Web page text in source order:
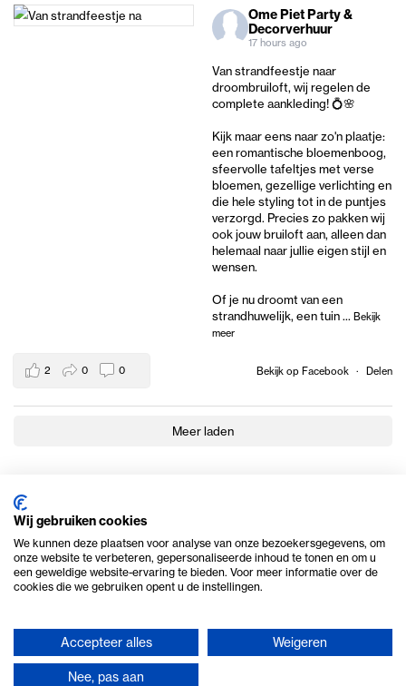
Ome Piet Party &
Decorverhuur
17 hours ago
Van strandfeestje naar
droombruiloft, wij regelen de
complete aankleding! 💍🌸
Kijk maar eens naar zo'n plaatje:
een romantische bloemenboog,
sfeervolle tafeltjes met verse
bloemen, gezellige verlichting en
die hele styling tot in de puntjes
verzorgd. Precies zo pakken wij
ook jouw bruiloft aan, alleen dan
helemaal naar jullie eigen stijl en
wensen.
Of je nu droomt van een
strandhuwelijk, een tuin... Bekijk
meer
Bekijk op Facebook · Delen
2 0 0
Meer laden
© 2026 Ome Piet Verhuur
Wij gebruiken cookies
We kunnen deze plaatsen voor analyse van onze bezoekersgegevens, om
onze website te verbeteren, gepersonaliseerde inhoud te tonen en om u
een geweldige website-ervaring te bieden. Voor meer informatie over de
cookies die we gebruiken opent u de instellingen.
Accepteer alles Weigeren
Nee, pas aan